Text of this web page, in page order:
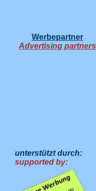
Werbepartner
Advertising partners
unterstützt durch:
supported by: